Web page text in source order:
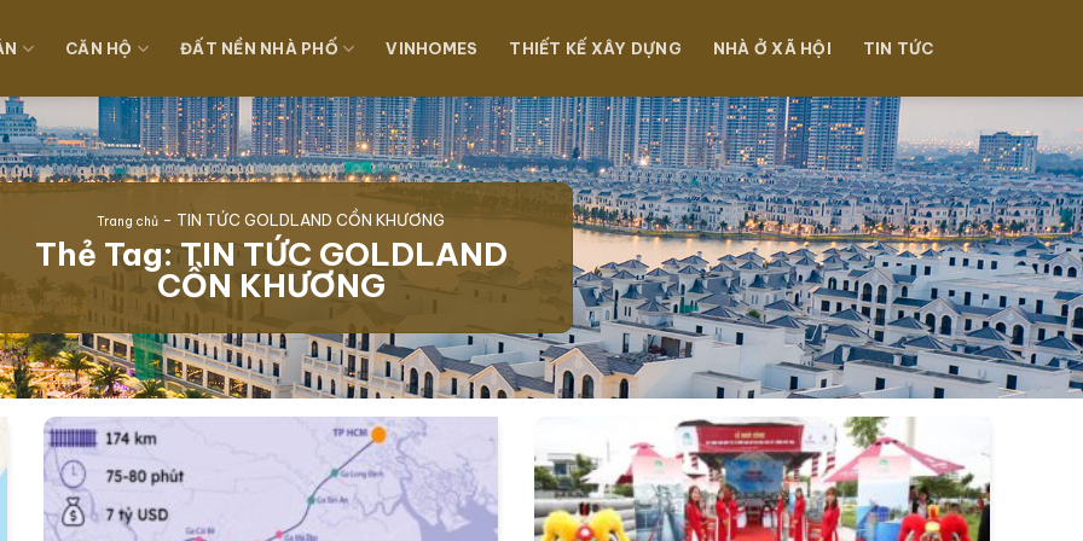
CĂN HỘ ĐẤT NỀN NHÀ PHỐ VINHOMES THIẾT KẾ XÂY DỰNG NHÀ Ở XÃ HỘI TIN TỨC
Trang chủ - TIN TỨC GOLDLAND CỒN KHƯƠNG
Thẻ Tag:TIN TỨC GOLDLAND
CỒN KHƯƠNG